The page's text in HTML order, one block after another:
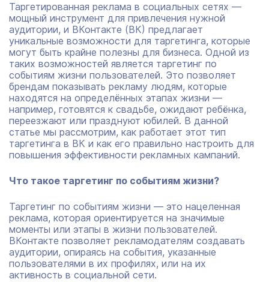
Таргетированная реклама в социальных сетях —
мощный инструмент для привлечения нужной
аудитории, и ВКонтакте (ВК) предлагает
уникальные возможности для таргетинга, которые
могут быть крайне полезны для бизнеса. Одной из
таких возможностей является таргетинг по
событиям жизни пользователей. Это позволяет
брендам показывать рекламу людям, которые
находятся на определённых этапах жизни —
например, готовятся к свадьбе, ожидают ребёнка,
переезжают или празднуют юбилей. В данной
статье мы рассмотрим, как работает этот тип
таргетинга в ВК и как его правильно настроить для
повышения эффективности рекламных кампаний.
Что такое таргетинг по событиям жизни?
Таргетинг по событиям жизни — это нацеленная
реклама, которая ориентируется на значимые
моменты или этапы в жизни пользователей.
ВКонтакте позволяет рекламодателям создавать
аудитории, опираясь на события, указанные
пользователями в их профилях, или на их
активность в социальной сети.